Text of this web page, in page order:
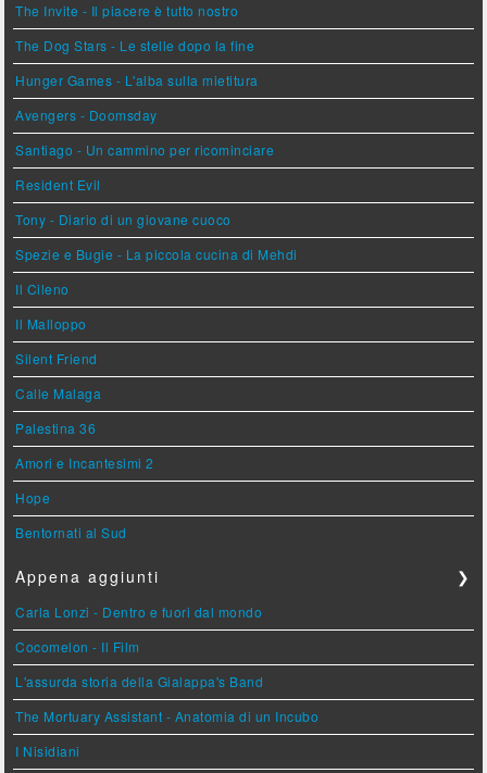
The Invite - Il piacere è tutto nostro
The Dog Stars - Le stelle dopo la fine
Hunger Games - L'alba sulla mietitura
Avengers - Doomsday
Santiago - Un cammino per ricominciare
Resident Evil
Tony - Diario di un giovane cuoco
Spezie e Bugie - La piccola cucina di Mehdi
Il Cileno
Il Malloppo
Silent Friend
Calle Malaga
Palestina 36
Amori e Incantesimi 2
Hope
Bentornati al Sud
Appena aggiunti ❯
Carla Lonzi - Dentro e fuori dal mondo
Cocomelon - Il Film
L'assurda storia della Gialappa's Band
The Mortuary Assistant - Anatomia di un Incubo
I Nisidiani